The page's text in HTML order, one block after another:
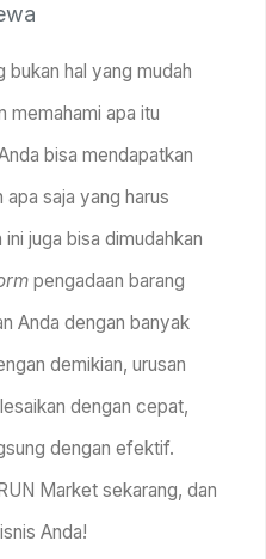
bukan hal yang mudah
memahami apa itu
bisa mendapatkan
saja yang harus
juga bisa dimudahkan
pengadaan barang
Anda dengan banyak
demikian, urusan
dengan cepat,
dengan efektif.
Market sekarang, dan
Anda!